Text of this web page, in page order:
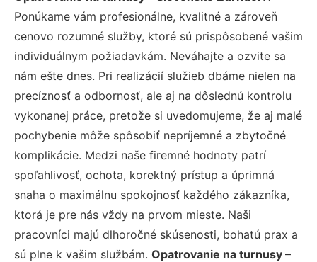
Ponúkame vám profesionálne, kvalitné a zároveň
cenovo rozumné služby, ktoré sú prispôsobené vašim
individuálnym požiadavkám. Neváhajte a ozvite sa
nám ešte dnes. Pri realizácií služieb dbáme nielen na
precíznosť a odbornosť, ale aj na dôslednú kontrolu
vykonanej práce, pretože si uvedomujeme, že aj malé
pochybenie môže spôsobiť nepríjemné a zbytočné
komplikácie. Medzi naše firemné hodnoty patrí
spoľahlivosť, ochota, korektný prístup a úprimná
snaha o maximálnu spokojnosť každého zákazníka,
ktorá je pre nás vždy na prvom mieste. Naši
pracovníci majú dlhoročné skúsenosti, bohatú prax a
sú plne k vašim službám. Opatrovanie na turnusy –